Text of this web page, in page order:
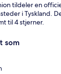
tildeler en
i Tyskland.
til 4 stjerner.
som